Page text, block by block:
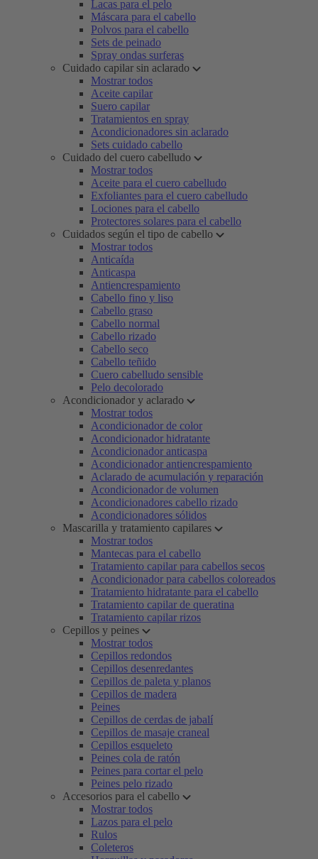
Lacas para el pelo
Máscara para el cabello
Polvos para el cabello
Sets de peinado
Spray ondas surferas
Cuidado capilar sin aclarado
Mostrar todos
Aceite capilar
Suero capilar
Tratamientos en spray
Acondicionadores sin aclarado
Sets cuidado cabello
Cuidado del cuero cabelludo
Mostrar todos
Aceite para el cuero cabelludo
Exfoliantes para el cuero cabelludo
Lociones para el cabello
Protectores solares para el cabello
Cuidados según el tipo de cabello
Mostrar todos
Anticaída
Anticaspa
Antiencrespamiento
Cabello fino y liso
Cabello graso
Cabello normal
Cabello rizado
Cabello seco
Cabello teñido
Cuero cabelludo sensible
Pelo decolorado
Acondicionador y aclarado
Mostrar todos
Acondicionador de color
Acondicionador hidratante
Acondicionador anticaspa
Acondicionador antiencrespamiento
Aclarado de acumulación y reparación
Acondicionador de volumen
Acondicionadores cabello rizado
Acondicionadores sólidos
Mascarilla y tratamiento capilares
Mostrar todos
Mantecas para el cabello
Tratamiento capilar para cabellos secos
Acondicionador para cabellos coloreados
Tratamiento hidratante para el cabello
Tratamiento capilar de queratina
Tratamiento capilar rizos
Cepillos y peines
Mostrar todos
Cepillos redondos
Cepillos desenredantes
Cepillos de paleta y planos
Cepillos de madera
Peines
Cepillos de cerdas de jabalí
Cepillos de masaje craneal
Cepillos esqueleto
Peines cola de ratón
Peines para cortar el pelo
Peines pelo rizado
Accesorios para el cabello
Mostrar todos
Lazos para el pelo
Rulos
Coleteros